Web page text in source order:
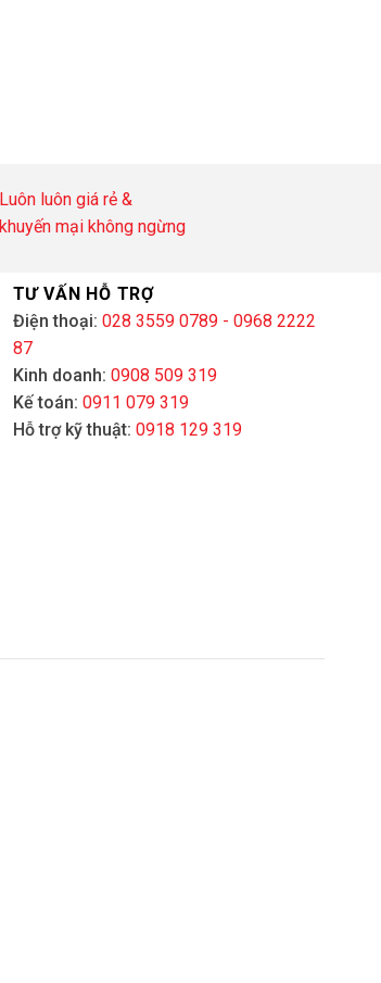
Luôn luôn giá rẻ &
khuyến mại không ngừng
TƯ VẤN HỖ TRỢ
Điện thoại: 028 3559 0789 - 0968 2222
87
Kinh doanh: 0908 509 319
Kế toán: 0911 079 319
Hỗ trợ kỹ thuật: 0918 129 319